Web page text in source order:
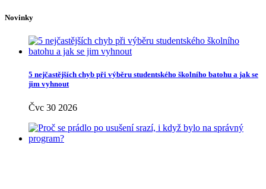
Novinky
5 nejčastějších chyb při výběru studentského školního batohu a jak se
jim vyhnout
Čvc 30 2026